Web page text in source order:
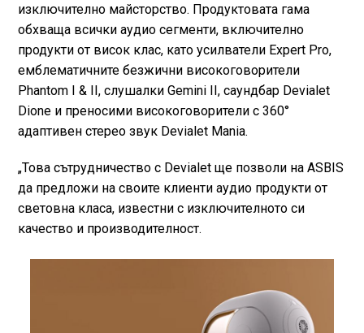
изключително майсторство. Продуктовата гама
обхваща всички аудио сегменти, включително
продукти от висок клас, като усилватели Expert Pro,
емблематичните безжични високоговорители
Phantom I & II, слушалки Gemini II, саундбар Devialet
Dione и преносими високоговорители с 360°
адаптивен стерео звук Devialet Mania.
„Това сътрудничество с Devialet ще позволи на ASBIS
да предложи на своите клиенти аудио продукти от
световна класа, известни с изключителното си
качество и производителност.